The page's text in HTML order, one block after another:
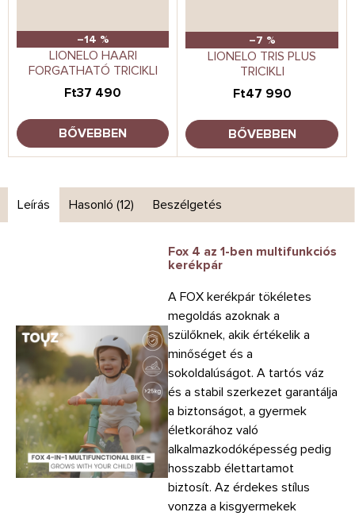
–14 %
LIONELO HAARI
FORGATHATÓ TRICIKLI
Ft37 490
BŐVEBBEN
–7 %
LIONELO TRIS PLUS
TRICIKLI
Ft47 990
BŐVEBBEN
Leírás Hasonló (12) Beszélgetés
Fox 4 az 1-ben multifunkciós
kerékpár
A FOX kerékpár tökéletes
megoldás azoknak a
szülőknek, akik értékelik a
minőséget és a
sokoldalúságot. A tartós váz
és a stabil szerkezet garantálja
a biztonságot, a gyermek
életkorához való
alkalmazkodóképesség pedig
hosszabb élettartamot
biztosít. Az érdekes stílus
vonzza a kisgyermekek